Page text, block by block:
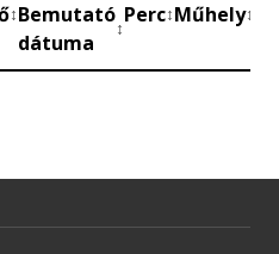
↕Bemutató
dátuma
↕
Perc↕Műhely↕